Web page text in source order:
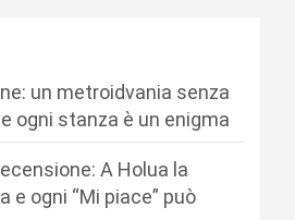
un metroidvania senza
ogni stanza è un enigma
A Holua la
e ogni “Mi piace” può